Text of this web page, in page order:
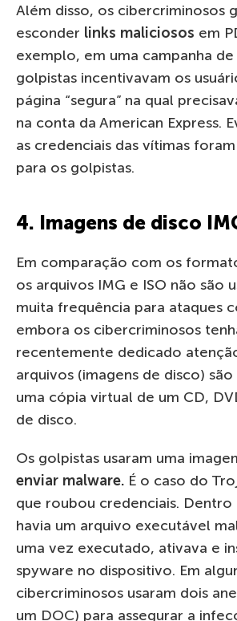
Além disso, os cibercriminosos
esconder links maliciosos em
exemplo, em uma campanha de
golpistas incentivavam os
página “segura” na qual
na conta da American Express.
as credenciais das vítimas
para os golpistas.
4. Imagens de disco
Em comparação com os
os arquivos IMG e ISO não são
muita frequência para ataques
embora os cibercriminosos
recentemente dedicado
arquivos (imagens de disco)
uma cópia virtual de um CD,
de disco.
Os golpistas usaram uma
enviar malware. É o caso do
que roubou credenciais. Dentro
havia um arquivo executável
uma vez executado, ativava e
spyware no dispositivo. Em
cibercriminosos usaram dois
um DOC) para assegurar a